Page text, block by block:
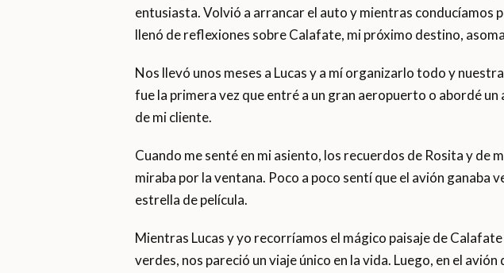
entusiasta. Volvió a arrancar el auto y mientras conducíamos
llenó de reflexiones sobre Calafate, mi próximo destino,
Nos llevó unos meses a Lucas y a mí organizarlo todo y
fue la primera vez que entré a un gran aeropuerto o abordé
de mi cliente.
Cuando me senté en mi asiento, los recuerdos de Rosita y de
miraba por la ventana. Poco a poco sentí que el avión ganaba
estrella de película.
Mientras Lucas y yo recorríamos el mágico paisaje de
verdes, nos pareció un viaje único en la vida. Luego, en el